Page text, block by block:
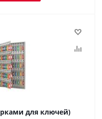
для ключей)